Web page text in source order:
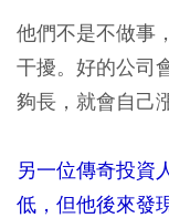
他們不是不做事
干擾。好的公司
夠長，就會自己漲
另一位傳奇投資
低，但他後來發